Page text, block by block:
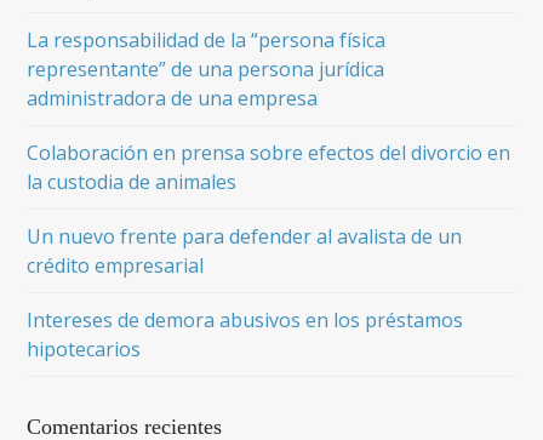
La responsabilidad de la “persona física
representante” de una persona jurídica
administradora de una empresa
Colaboración en prensa sobre efectos del divorcio en
la custodia de animales
Un nuevo frente para defender al avalista de un
crédito empresarial
Intereses de demora abusivos en los préstamos
hipotecarios
Comentarios recientes